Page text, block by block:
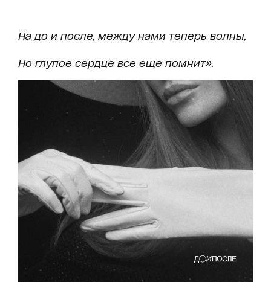
На до и после, между нами теперь волны,
Но глупое сердце все еще помнит».